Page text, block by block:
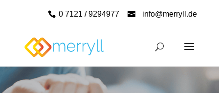
0 7121 / 9294977 info@merryll.de